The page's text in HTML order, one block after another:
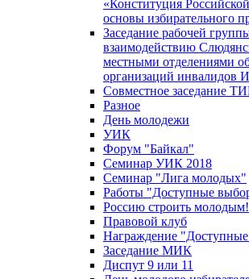
«Конституция
основы избирательного
Заседание рабочей
взаимодействию
местными отделениями
организаций инвалидов
Совместное заседание
Разное
День молодежи
УИК
Форум "Байкал"
Семинар УИК 2018
Семинар "Лига молодых"
Работы "Доступные
Россию строить молодым!
Правовой клуб
Награждение
Заседание МИК
Диспут 9 или 11